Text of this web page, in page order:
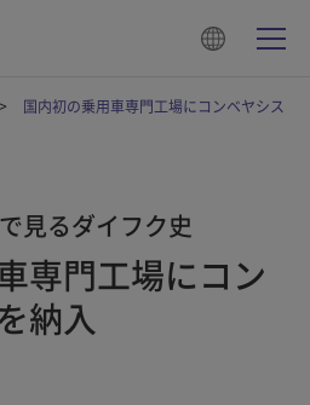
国内初の乗用車専門工場にコンベヤシス
見るダイフク史
専門工場にコン
納入